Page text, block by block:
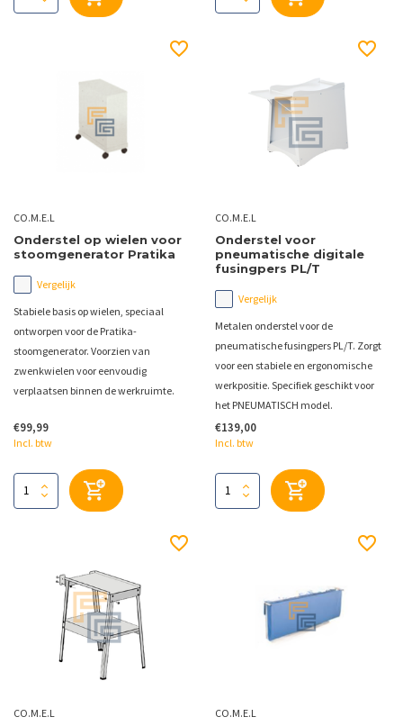
CO.M.E.L
Onderstel op wielen voor
stoomgenerator Pratika
Vergelijk
Stabiele basis op wielen, speciaal
ontworpen voor de Pratika-
stoomgenerator. Voorzien van
zwenkwielen voor eenvoudig
verplaatsen binnen de werkruimte.
€99,99
Incl. btw
CO.M.E.L
Onderstel voor
pneumatische digitale
fusingpers PL/T
Vergelijk
Metalen onderstel voor de
pneumatische fusingpers PL/T. Zorgt
voor een stabiele en ergonomische
werkpositie. Specifiek geschikt voor
het PNEUMATISCH model.
€139,00
Incl. btw
CO.M.E.L CO.M.E.L